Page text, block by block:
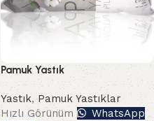
Pamuk Yastık
Yastık, Pamuk Yastıklar
Hızlı Görünüm
WhatsApp